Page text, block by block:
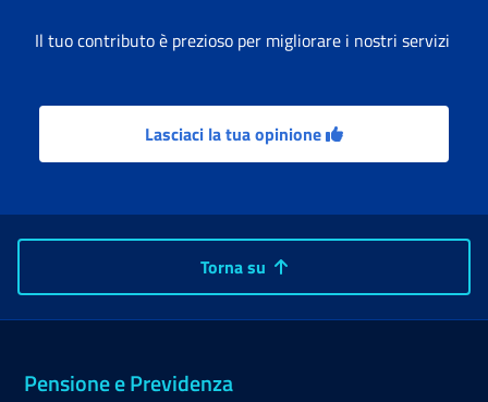
Il tuo contributo è prezioso per migliorare i nostri servizi
Lasciaci la tua opinione
Torna su
Pensione e Previdenza